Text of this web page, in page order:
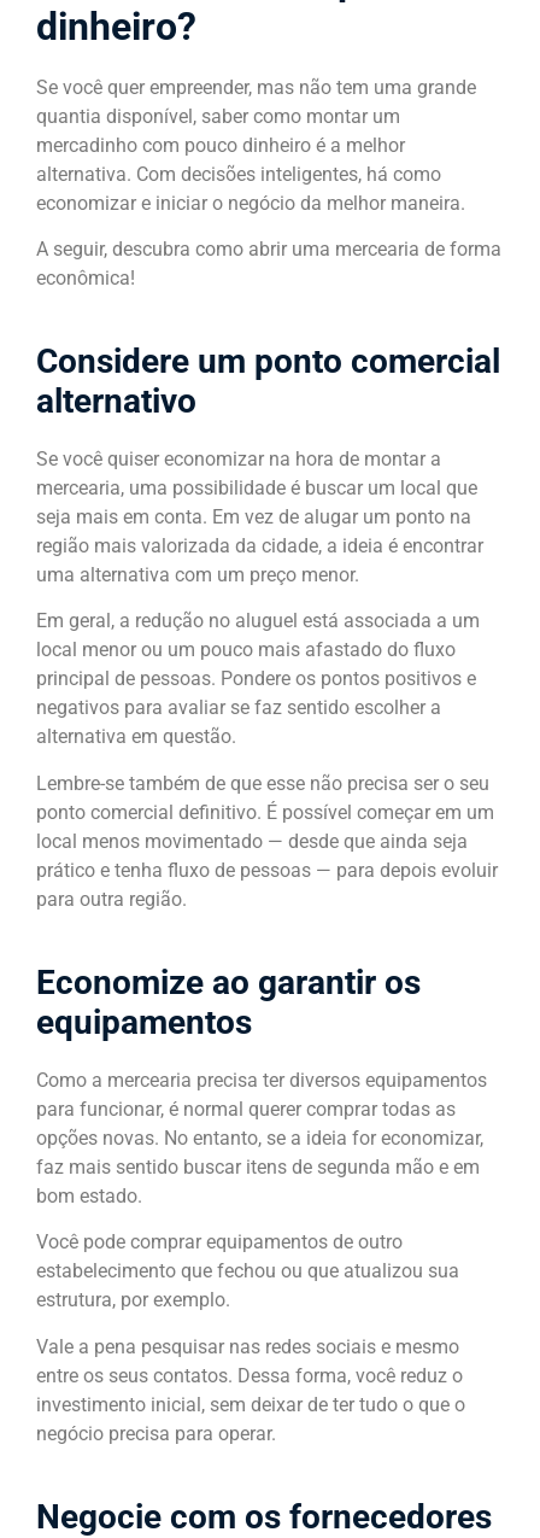
dinheiro?
Se você quer empreender, mas não tem uma grande
quantia disponível, saber como montar um
mercadinho com pouco dinheiro é a melhor
alternativa. Com decisões inteligentes, há como
economizar e iniciar o negócio da melhor maneira.
A seguir, descubra como abrir uma mercearia de forma
econômica!
Considere um ponto comercial
alternativo
Se você quiser economizar na hora de montar a
mercearia, uma possibilidade é buscar um local que
seja mais em conta. Em vez de alugar um ponto na
região mais valorizada da cidade, a ideia é encontrar
uma alternativa com um preço menor.
Em geral, a redução no aluguel está associada a um
local menor ou um pouco mais afastado do fluxo
principal de pessoas. Pondere os pontos positivos e
negativos para avaliar se faz sentido escolher a
alternativa em questão.
Lembre-se também de que esse não precisa ser o seu
ponto comercial definitivo. É possível começar em um
local menos movimentado — desde que ainda seja
prático e tenha fluxo de pessoas — para depois evoluir
para outra região.
Economize ao garantir os
equipamentos
Como a mercearia precisa ter diversos equipamentos
para funcionar, é normal querer comprar todas as
opções novas. No entanto, se a ideia for economizar,
faz mais sentido buscar itens de segunda mão e em
bom estado.
Você pode comprar equipamentos de outro
estabelecimento que fechou ou que atualizou sua
estrutura, por exemplo.
Vale a pena pesquisar nas redes sociais e mesmo
entre os seus contatos. Dessa forma, você reduz o
investimento inicial, sem deixar de ter tudo o que o
negócio precisa para operar.
Negocie com os fornecedores